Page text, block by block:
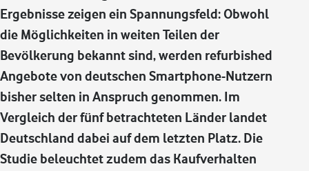
Ergebnisse zeigen ein Spannungsfeld: Obwohl
die Möglichkeiten in weiten Teilen der
Bevölkerung bekannt sind, werden refurbished
Angebote von deutschen Smartphone-Nutzern
bisher selten in Anspruch genommen. Im
Vergleich der fünf betrachteten Länder landet
Deutschland dabei auf dem letzten Platz. Die
Studie beleuchtet zudem das Kaufverhalten